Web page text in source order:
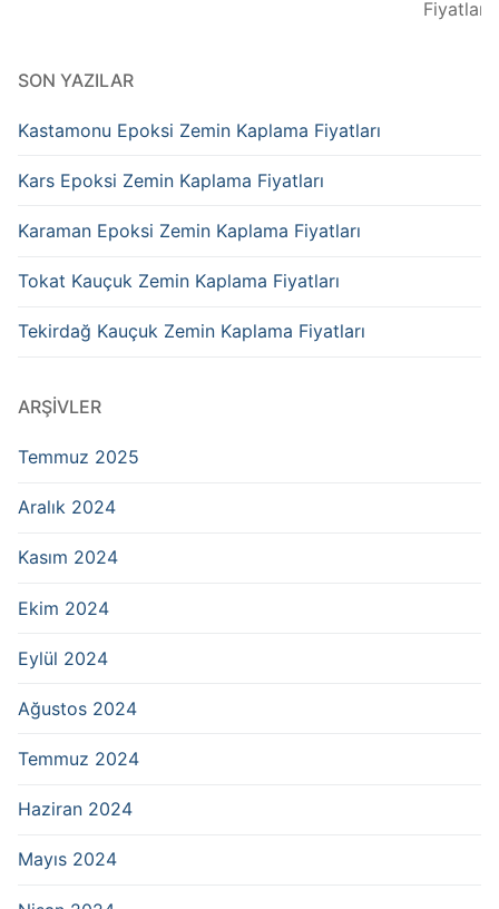
Fiyatlar Kur
SON YAZILAR
Kastamonu Epoksi Zemin Kaplama Fiyatları
Kars Epoksi Zemin Kaplama Fiyatları
Karaman Epoksi Zemin Kaplama Fiyatları
Tokat Kauçuk Zemin Kaplama Fiyatları
Tekirdağ Kauçuk Zemin Kaplama Fiyatları
ARŞIVLER
Temmuz 2025
Aralık 2024
Kasım 2024
Ekim 2024
Eylül 2024
Ağustos 2024
Temmuz 2024
Haziran 2024
Mayıs 2024